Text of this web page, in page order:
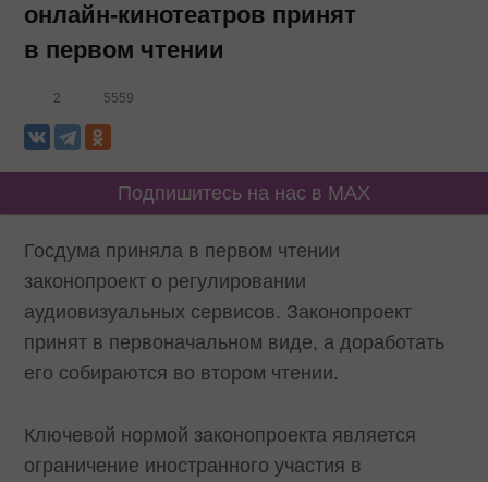
онлайн-кинотеатров принят
в первом чтении
2 5559
Подпишитесь на нас в MAX
Госдума приняла в первом чтении
законопроект о регулировании
аудиовизуальных сервисов. Законопроект
принят в первоначальном виде, а доработать
его собираются во втором чтении.
Ключевой нормой законопроекта является
ограничение иностранного участия в